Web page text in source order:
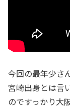
今回の最年少さ
宮崎出身とは言
のですっかり大